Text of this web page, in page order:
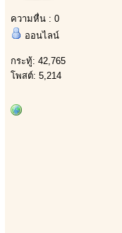
ความหื่น : 0
ออนไลน์
กระทู้: 42,765
โพสต์: 5,214